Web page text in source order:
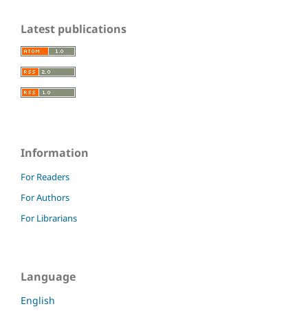
Latest publications
Information
For Readers
For Authors
For Librarians
Language
English